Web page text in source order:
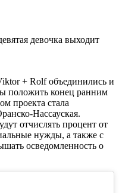
девочка выходит
+ Rolf объединились и
положить конец ранним
проекта стала
Нассауская.
отчислять процент от
нужды, а также с
осведомленность о